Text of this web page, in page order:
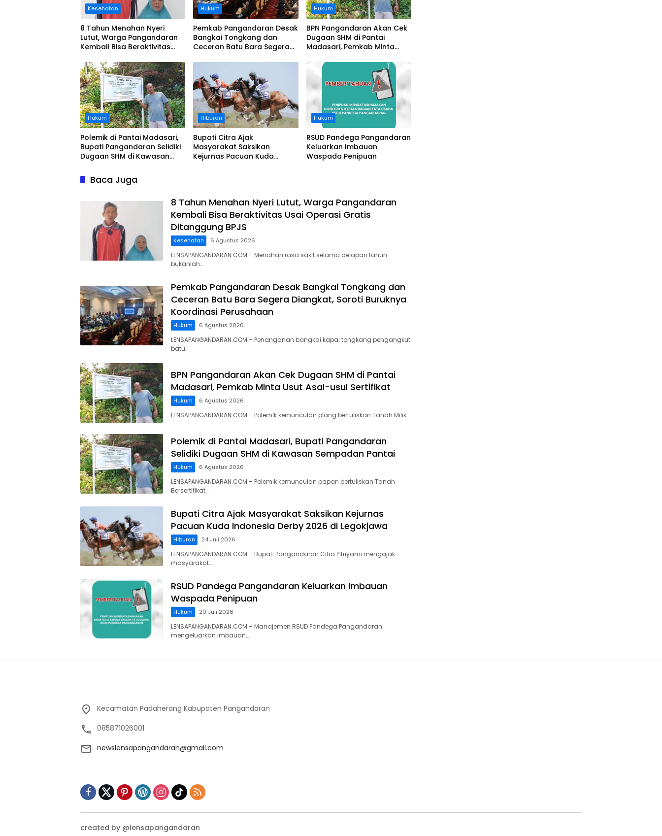
Kesehatan
8 Tahun Menahan Nyeri
Lutut, Warga Pangandaran
Kembali Bisa Beraktivitas
Ditanggung BPJS
Hukum
Pemkab Pangandaran Desak
Bangkai Tongkang dan
Ceceran Batu Bara Segera
Koordinasi Perusahaan
Hukum
BPN Pangandaran Akan Cek
Dugaan SHM di Pantai
Madasari, Pemkab Minta
Hukum
Polemik di Pantai Madasari,
Bupati Pangandaran Selidiki
Dugaan SHM di Kawasan
Hiburan
Bupati Citra Ajak
Masyarakat Saksikan
Kejurnas Pacuan Kuda
Hukum
RSUD Pandega Pangandaran
Keluarkan Imbauan
Waspada Penipuan
Baca Juga
8 Tahun Menahan Nyeri Lutut, Warga Pangandaran
Kembali Bisa Beraktivitas Usai Operasi Gratis
Ditanggung BPJS
Kesehatan 6 Agustus 2026
LENSAPANGANDARAN.COM – Menahan rasa sakit selama delapan tahun
bukanlah…
Pemkab Pangandaran Desak Bangkai Tongkang dan
Ceceran Batu Bara Segera Diangkat, Soroti Buruknya
Koordinasi Perusahaan
Hukum 6 Agustus 2026
LENSAPANGANDARAN.COM – Penanganan bangkai kapal tongkang pengangkut
batu…
BPN Pangandaran Akan Cek Dugaan SHM di Pantai
Madasari, Pemkab Minta Usut Asal-usul Sertifikat
Hukum 6 Agustus 2026
LENSAPANGANDARAN.COM – ‎Polemik kemunculan plang bertuliskan Tanah Milik…
Polemik di Pantai Madasari, Bupati Pangandaran
Selidiki Dugaan SHM di Kawasan Sempadan Pantai
Hukum 6 Agustus 2026
LENSAPANGANDARAN.COM – Polemik kemunculan papan bertuliskan Tanah
Bersertifikat…
Bupati Citra Ajak Masyarakat Saksikan Kejurnas
Pacuan Kuda Indonesia Derby 2026 di Legokjawa
Hiburan 24 Juli 2026
LENSAPANGANDARAN.COM – Bupati Pangandaran Citra Pitriyami mengajak
masyarakat…
RSUD Pandega Pangandaran Keluarkan Imbauan
Waspada Penipuan
Hukum 20 Juli 2026
LENSAPANGANDARAN.COM – Manajemen RSUD Pandega Pangandaran
mengeluarkan imbauan…
Kecamatan Padaherang Kabupaten Pangandaran
085871026001
newslensapangandaran@gmail.com
created by @lensapangandaran